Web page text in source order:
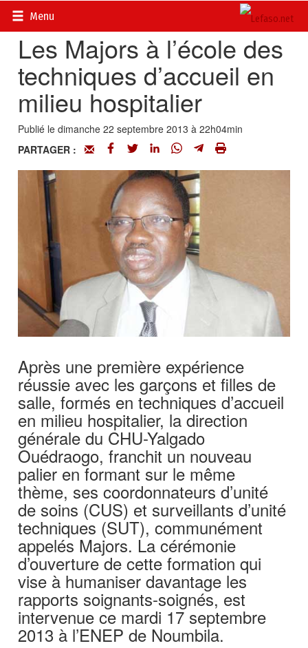
Menu
Accueil>
Les Majors à l’école des
techniques d’accueil en
milieu hospitalier
Publié le dimanche 22 septembre 2013 à 22h04min
PARTAGER :
Après une première expérience
réussie avec les garçons et filles de
salle, formés en techniques d’accueil
en milieu hospitalier, la direction
générale du CHU-Yalgado
Ouédraogo, franchit un nouveau
palier en formant sur le même
thème, ses coordonnateurs d’unité
de soins (CUS) et surveillants d’unité
techniques (SUT), communément
appelés Majors. La cérémonie
d’ouverture de cette formation qui
vise à humaniser davantage les
rapports soignants-soignés, est
intervenue ce mardi 17 septembre
2013 à l’ENEP de Noumbila.